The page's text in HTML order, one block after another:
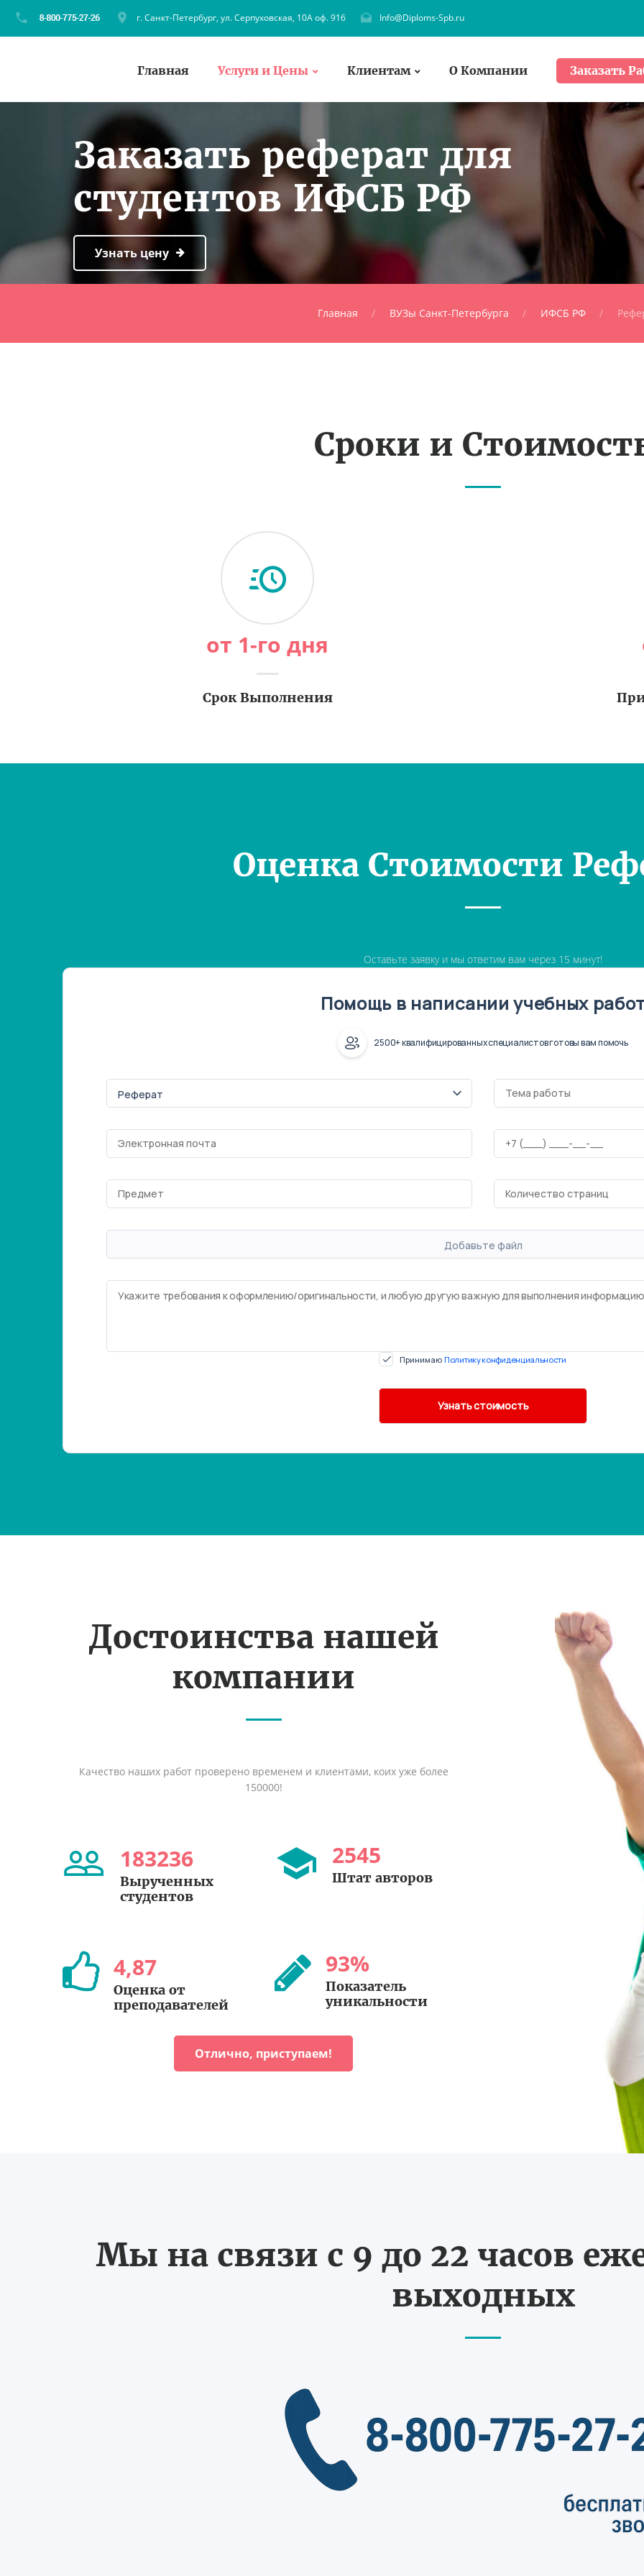
г. Санкт-Петербург, ул. Серпуховская, 10А оф. 916 Info@Diploms-Spb.ru
Главная Услуги и Цены Клиентам О Компании Заказать
Заказать реферат для
студентов ИФСБ РФ
Узнать цену
Главная ВУЗы Санкт-Петербурга ИФСБ РФ
Сроки и
от 1-го дня
Срок Выполнения
Оценка Стоимости
Оставьте заявку и мы ответим вам через 15 минут!
Помощь в написании учебных
2500+ квалифицированных специалистов готовы вам помочь
Добавьте файл
Принимаю Политику конфиденциальности
Достоинства нашей
компании
Качество наших работ проверено временем и клиентами, коих уже более
150000!
183236
Вырученных
студентов
2545
Штат авторов
4,87
Оценка от
преподавателей
93%
Показатель
уникальности
Отлично, приступаем!
Мы на связи с 9 до 22 часов
выходных